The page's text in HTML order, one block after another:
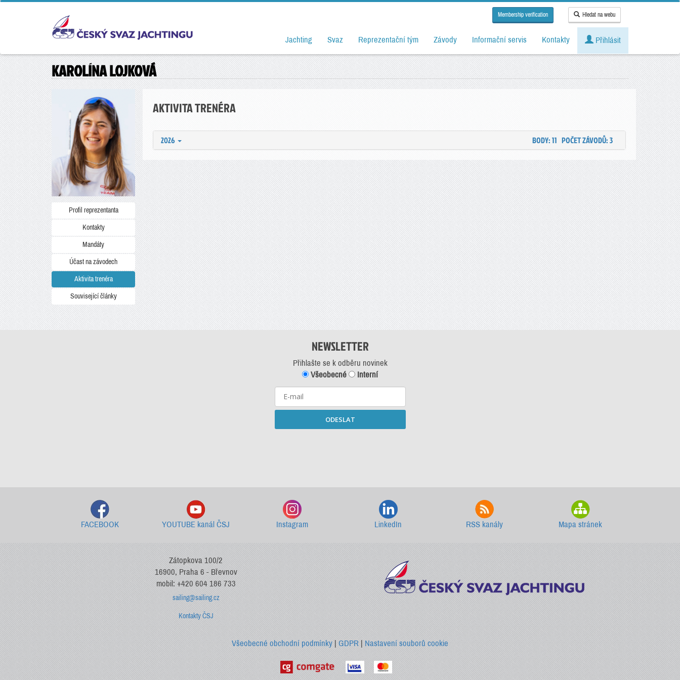
Membership verification Hledat na webu
Jachting Svaz Reprezentační tým Závody Informační servis Kontakty Přihlásit
KAROLÍNA LOJKOVÁ
Profil reprezentanta
Kontakty
Mandáty
Účast na závodech
Aktivita trenéra
Související články
AKTIVITA TRENÉRA
2026 POČET ZÁVODŮ: 3
BODY: 11
NEWSLETTER
Přihlašte se k odběru novinek
Všeobecné
Interní
ODESLAT
FACEBOOK YOUTUBE kanál ČSJ Instagram LinkedIn RSS kanály Mapa stránek
Zátopkova 100/2
16900, Praha 6 - Břevnov
mobil: +420 604 186 733
sailing@sailing.cz
Kontakty ČSJ
Všeobecné obchodní podmínky |GDPR |Nastavení souborů cookie